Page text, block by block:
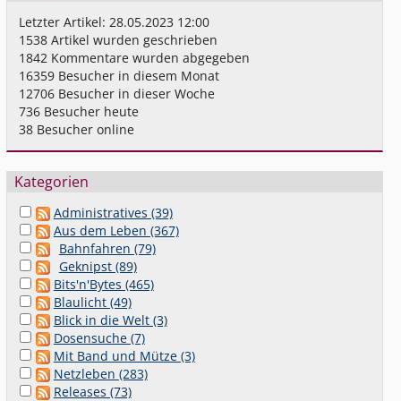
Letzter Artikel: 28.05.2023 12:00
1538 Artikel wurden geschrieben
1842 Kommentare wurden abgegeben
16359 Besucher in diesem Monat
12706 Besucher in dieser Woche
736 Besucher heute
38 Besucher online
Kategorien
Administratives (39)
Aus dem Leben (367)
Bahnfahren (79)
Geknipst (89)
Bits'n'Bytes (465)
Blaulicht (49)
Blick in die Welt (3)
Dosensuche (7)
Mit Band und Mütze (3)
Netzleben (283)
Releases (73)